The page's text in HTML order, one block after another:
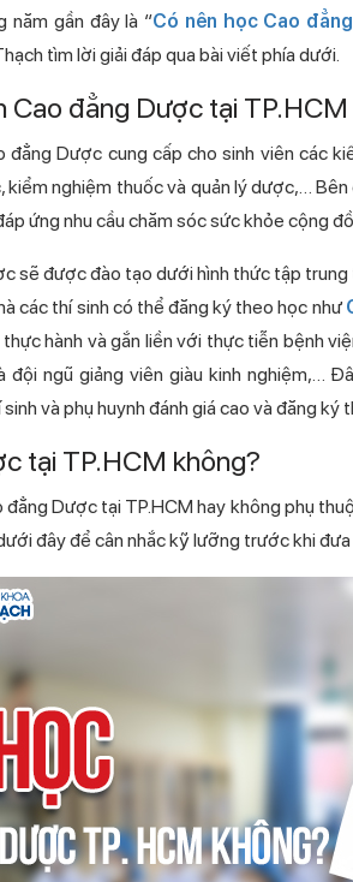
năm gần đây là “Có nên học Cao
tìm lời giải đáp qua bài viết phía dưới.
Cao đẳng Dược tại TP.HCM
đẳng Dược cung cấp cho sinh viên các
nghiệm thuốc và quản lý dược,…
ứng nhu cầu chăm sóc sức khỏe cộng
sẽ được đào tạo dưới hình thức tập
các thí sinh có thể đăng ký theo học như
hành và gắn liền với thực tiễn bệnh
ngũ giảng viên giàu kinh nghiệm,…
và phụ huynh đánh giá cao và đăng ký
tại TP.HCM không?
Dược tại TP.HCM hay không phụ
đây để cân nhắc kỹ lưỡng trước khi